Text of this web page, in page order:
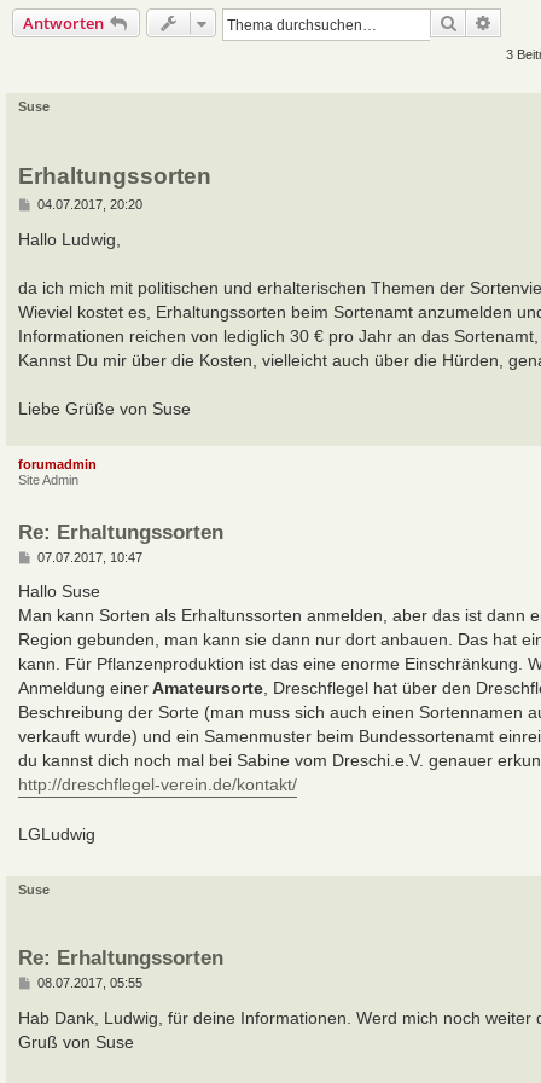
Antworten Suche
3
Suse
Erhaltungssorten
B
i
t
g
04.07.2017, 20:20
Hallo Ludwig,
da ich mich mit politischen und erhalterischen Themen der
Wieviel kostet es, Erhaltungssorten beim Sortenamt anzumelden
Informationen reichen von lediglich 30 € pro Jahr an das
Kannst Du mir über die Kosten, vielleicht auch über die Hürden,
Liebe Grüße von Suse
forumadmin
Site Admin
Re: Erhaltungssorten
B
i
r
a
g
07.07.2017, 10:47
Hallo Suse
Man kann Sorten als Erhaltunssorten anmelden, aber das ist dann
Region gebunden, man kann sie dann nur dort anbauen. Das hat
kann. Für Pflanzenproduktion ist das eine enorme Einschränkung.
Anmeldung einerAmateursorte , Dreschflegel hat über den
Beschreibung der Sorte (man muss sich auch einen Sortennamen
verkauft wurde) und ein Samenmuster beim Bundessortenamt
du kannst dich noch mal bei Sabine vom Dreschi.e.V. genauer
http://dreschflegel-verein.de/kontakt/
LGLudwig
Suse
Re: Erhaltungssorten
B
i
t
r
08.07.2017, 05:55
Hab Dank, Ludwig, für deine Informationen. Werd mich noch weiter
Gruß von Suse